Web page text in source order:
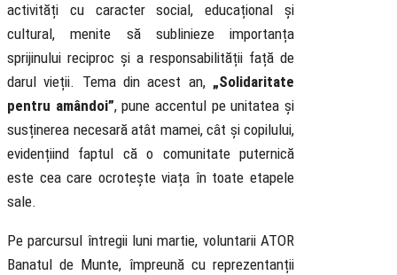
activități cu caracter social, educațional și
cultural, menite să sublinieze importanța
sprijinului reciproc și a responsabilității față de
darul vieții. Tema din acest an, „Solidaritate
pentru amândoi”, pune accentul pe unitatea și
susținerea necesară atât mamei, cât și copilului,
evidențiind faptul că o comunitate puternică
este cea care ocrotește viața în toate etapele
sale.
Pe parcursul întregii luni martie, voluntarii ATOR
Banatul de Munte, împreună cu reprezentanții